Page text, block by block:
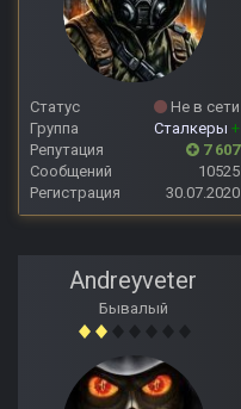
Статус
Не в сети
Группа
Сталкеры +
Репутация
7 607
Сообщений
10525
Регистрация
30.07.2020
Andreyveter
Бывалый